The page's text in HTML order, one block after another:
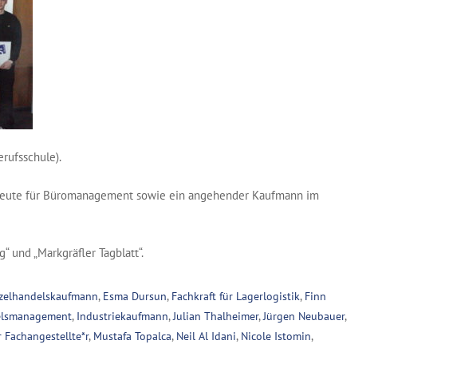
für Büromanagement sowie ein angehender Kaufmann im
und „Markgräfler Tagblatt“.
, Esma Dursun, Fachkraft für Lagerlogistik, Finn
, Industriekaufmann,Julian Thalheimer,Jürgen Neubauer,
Fachangestellte*r, Mustafa Topalca, Neil Al Idani, Nicole Istomin,